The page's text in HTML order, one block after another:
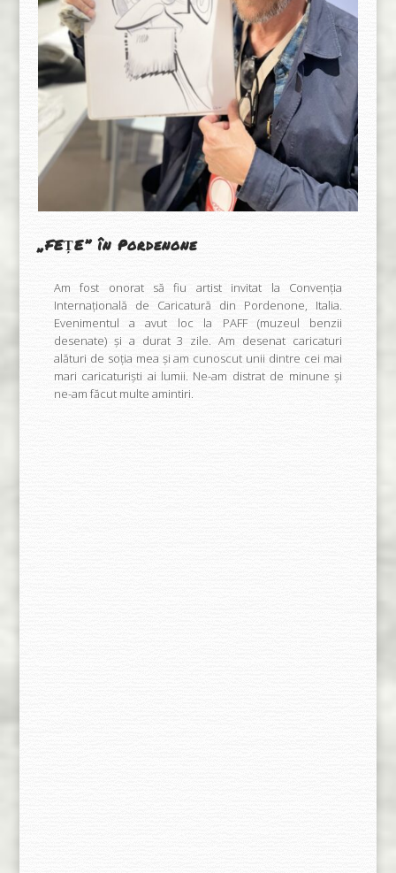
„FEȚE” în Pordenone
Am fost onorat să fiu artist invitat la Convenția
Internațională de Caricatură din Pordenone, Italia.
Evenimentul a avut loc la PAFF (muzeul benzii
desenate) și a durat 3 zile. Am desenat caricaturi
alături de soția mea și am cunoscut unii dintre cei mai
mari caricaturiști ai lumii. Ne-am distrat de minune și
ne-am făcut multe amintiri.